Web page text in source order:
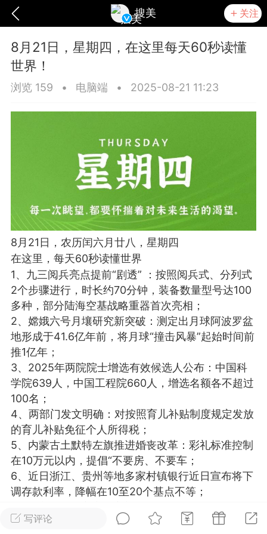
搜美 关注
爆汗熊 卡卡动能素 无创溶斑术
美业357 芯诗妍 卡卡美业
每次200金币 点击购买
师 小熊水光
爆汗熊
脂
建术
DRYY面膜 微晶溶斑术
爆款平台 Lv.8 靓号
加盟商
26 23:18
电脑端 美业资讯
闪充小白罐
本/双效闪充，养出紧致小白脸！一、项
充小白罐 = 闪充大白肌（仪器）× 草本
产品）×极光嫩肤啫喱（产品）这是一套
护...写评论
8月21日，星期四，在这里每天60秒读懂
世界！
浏览 159 • 电脑端 • 2025-08-21 11:23
8月21日，农历闰六月廿八，星期四
在这里，每天60秒读懂世界
1、九三阅兵亮点提前“剧透” ：按照阅兵式、分列式
2个步骤进行，时长约70分钟，装备数量型号达100
多种，部分陆海空基战略重器首次亮相；
2、嫦娥六号月壤研究新突破：测定出月球阿波罗盆
地形成于41.6亿年前，将月球“撞击风暴”起始时间前
推1亿年；
3、2025年两院院士增选有效候选人公布：中国科
学院639人，中国工程院660人，增选名额各不超过
100名；
4、两部门发文明确：对按照育儿补贴制度规定发放
的育儿补贴免征个人所得税；
5、内蒙古土默特左旗推进婚丧改革：彩礼标准控制
在10万元以内，提倡“不要房、不要车；
6、近日浙江、贵州等地多家村镇银行近日宣布将下
调存款利率，降幅在10至20个基点不等；
知剩余电量，建立暂停计费、免费计费机制；